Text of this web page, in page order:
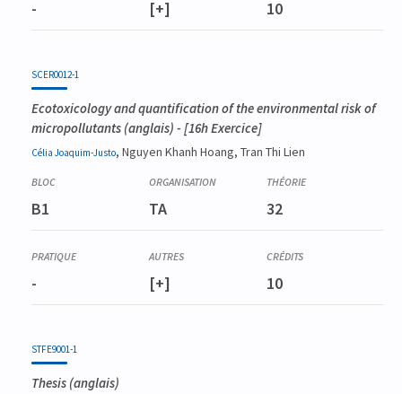
- [+] 10
SCER0012-1
Ecotoxicology and quantification of the environmental risk of
micropollutants (anglais) - [16h Exercice]
Célia Joaquim-Justo, Nguyen Khanh Hoang, Tran Thi Lien
B1 TA 32
- [+] 10
STFE9001-1
Thesis (anglais)